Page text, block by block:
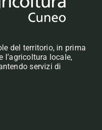
del territorio, in prima
l’agricoltura locale,
servizi di